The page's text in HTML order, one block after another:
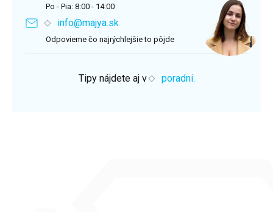
Po - Pia: 8:00 - 14:00
info@majya.sk
Odpovieme čo najrýchlejšie to pôjde
Tipy nájdete aj v poradni.